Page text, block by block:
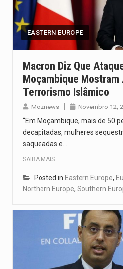
EASTERN EUROPE
Macron Diz Que
Moçambique Mostram
Terrorismo Islâmico
Moznews Novembro 12,
“Em Moçambique, mais de 50
decapitadas, mulheres
saqueadas e…
SAIBA MAIS
Posted in Eastern Europe,
Northern Europe, Southern